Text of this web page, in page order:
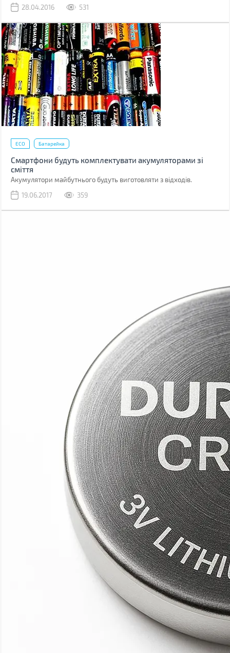
28.04.2016 531
ECO Батарейка
Смартфони будуть комплектувати акумуляторами зі
сміття
Акумулятори майбутнього будуть виготовляти з відходів.
19.06.2017
359